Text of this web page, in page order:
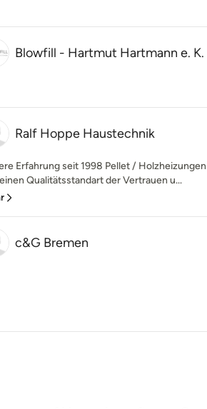
Blowfill - Hartmut Hartmann e. K.
Ralf Hoppe Haustechnik
Erfahrung seit 1998 Pellet /
Qualitätsstandart der Vertrauen u...
c&G Bremen